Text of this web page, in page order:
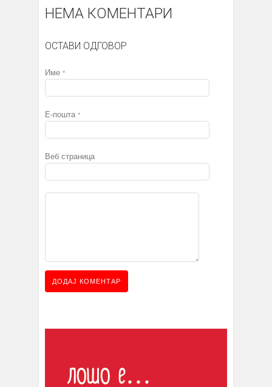
НЕМА КОМЕНТАРИ
ОСТАВИ ОДГОВОР
Име *
Е-пошта *
Веб страница